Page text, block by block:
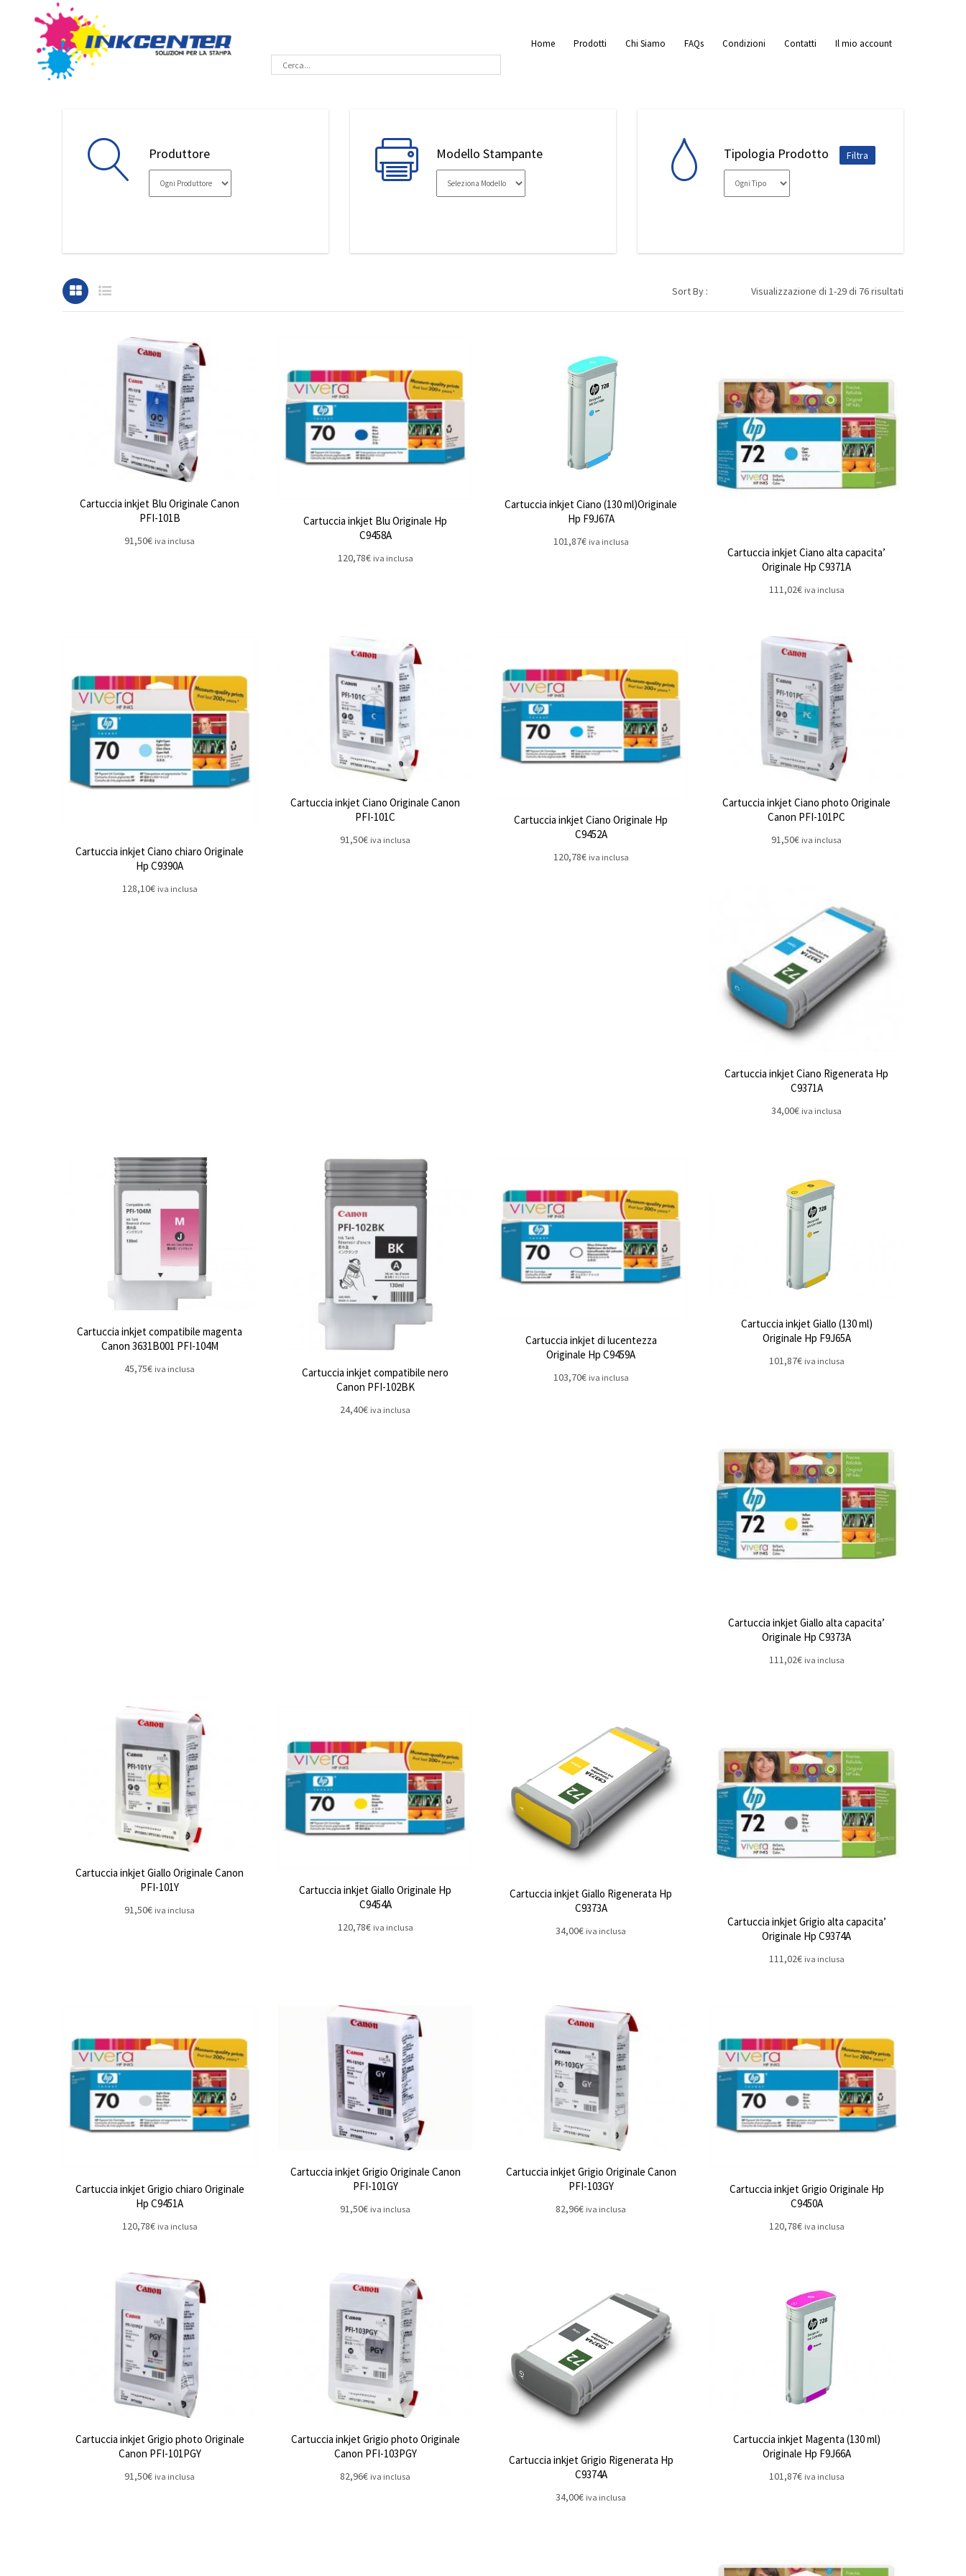
Home Prodotti Chi Siamo FAQs Condizioni Contatti Il mio account
Produttore Modello Stampante Tipologia Prodotto
Visualizzazione di 1-29 di 76 risultati
Sort By :
Cartuccia inkjet Blu Originale Canon
PFI-101B
91,50€ iva inclusa
Cartuccia inkjet Blu Originale Hp
C9458A
120,78€ iva inclusa
Cartuccia inkjet Ciano (130 ml)Originale
Hp F9J67A
101,87€ iva inclusa
Cartuccia inkjet Ciano alta capacita’
Originale Hp C9371A
111,02€ iva inclusa
Cartuccia inkjet Ciano chiaro Originale
Hp C9390A
128,10€ iva inclusa
Cartuccia inkjet Ciano Originale Canon
PFI-101C
91,50€ iva inclusa
Cartuccia inkjet Ciano Originale Hp
C9452A
120,78€ iva inclusa
Cartuccia inkjet Ciano photo Originale
Canon PFI-101PC
91,50€ iva inclusa
Cartuccia inkjet Ciano Rigenerata Hp
C9371A
34,00€ iva inclusa
Cartuccia inkjet compatibile magenta
Canon 3631B001 PFI-104M
45,75€ iva inclusa
Cartuccia inkjet compatibile nero
Canon PFI-102BK
24,40€ iva inclusa
Cartuccia inkjet di lucentezza
Originale Hp C9459A
103,70€ iva inclusa
Cartuccia inkjet Giallo (130 ml)
Originale Hp F9J65A
101,87€ iva inclusa
Cartuccia inkjet Giallo alta capacita’
Originale Hp C9373A
111,02€ iva inclusa
Cartuccia inkjet Giallo Originale Canon
PFI-101Y
91,50€ iva inclusa
Cartuccia inkjet Giallo Originale Hp
C9454A
120,78€ iva inclusa
Cartuccia inkjet Giallo Rigenerata Hp
C9373A
34,00€ iva inclusa
Cartuccia inkjet Grigio alta capacita’
Originale Hp C9374A
111,02€ iva inclusa
Cartuccia inkjet Grigio chiaro Originale
Hp C9451A
120,78€ iva inclusa
Cartuccia inkjet Grigio Originale Canon
PFI-101GY
91,50€ iva inclusa
Cartuccia inkjet Grigio Originale Canon
PFI-103GY
82,96€ iva inclusa
Cartuccia inkjet Grigio Originale Hp
C9450A
120,78€ iva inclusa
Cartuccia inkjet Grigio photo Originale
Canon PFI-101PGY
91,50€ iva inclusa
Cartuccia inkjet Grigio photo Originale
Canon PFI-103PGY
82,96€ iva inclusa
Cartuccia inkjet Grigio Rigenerata Hp
C9374A
34,00€ iva inclusa
Cartuccia inkjet Magenta (130 ml)
Originale Hp F9J66A
101,87€ iva inclusa